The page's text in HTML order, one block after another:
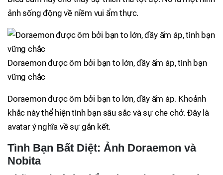
ảnh sống động về niềm vui ẩm thực.
Doraemon được ôm bởi bạn to lớn, đầy ấm áp, tình bạn
vững chắc
Doraemon được ôm bởi bạn to lớn, đầy ấm áp. Khoảnh
khắc này thể hiện tình bạn sâu sắc và sự che chở. Đây là
avatar ý nghĩa về sự gắn kết.
Tình Bạn Bất Diệt: Ảnh Doraemon và
Nobita